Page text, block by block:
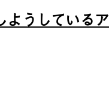
ようしているア